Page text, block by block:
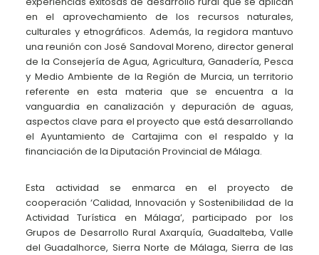
en el aprovechamiento de los recursos naturales,
culturales y etnográficos. Además, la regidora mantuvo
una reunión con José Sandoval Moreno, director general
de la Consejería de Agua, Agricultura, Ganadería, Pesca
y Medio Ambiente de la Región de Murcia, un territorio
referente en esta materia que se encuentra a la
vanguardia en canalización y depuración de aguas,
aspectos clave para el proyecto que está desarrollando
el Ayuntamiento de Cartajima con el respaldo y la
financiación de la Diputación Provincial de Málaga.
Esta actividad se enmarca en el proyecto de
cooperación ‘Calidad, Innovación y Sostenibilidad de la
Actividad Turística en Málaga’, participado por los
Grupos de Desarrollo Rural Axarquía, Guadalteba, Valle
del Guadalhorce, Sierra Norte de Málaga, Sierra de las